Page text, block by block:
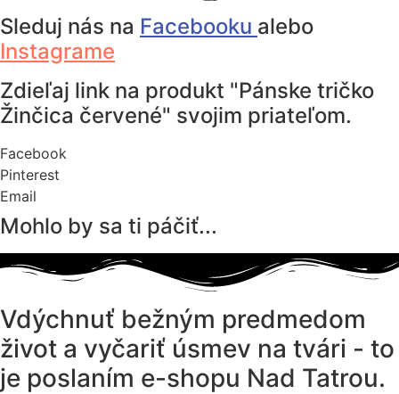
Sleduj nás na Facebooku alebo
Instagrame
Zdieľaj link na produkt "Pánske tričko
Žinčica červené" svojim priateľom.
Facebook
Pinterest
Email
Mohlo by sa ti páčiť...
Vdýchnuť bežným predmedom
život a vyčariť úsmev na tvári - to
je poslaním e-shopu Nad Tatrou.